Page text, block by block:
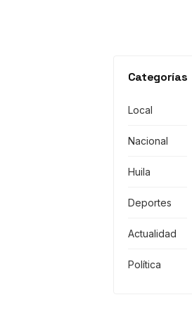
Categorías
Local
Nacional
Huila
Deportes
Actualidad
Política